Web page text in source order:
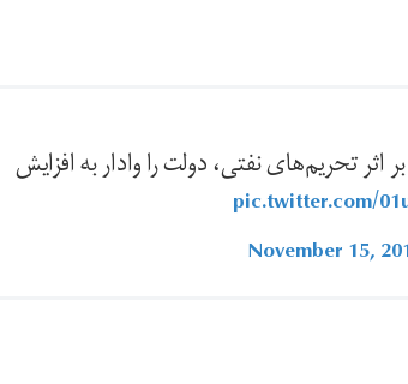
تحریم‌های نفتی، دولت را وادار به افزایش
pic.twitter.com/
November 15,